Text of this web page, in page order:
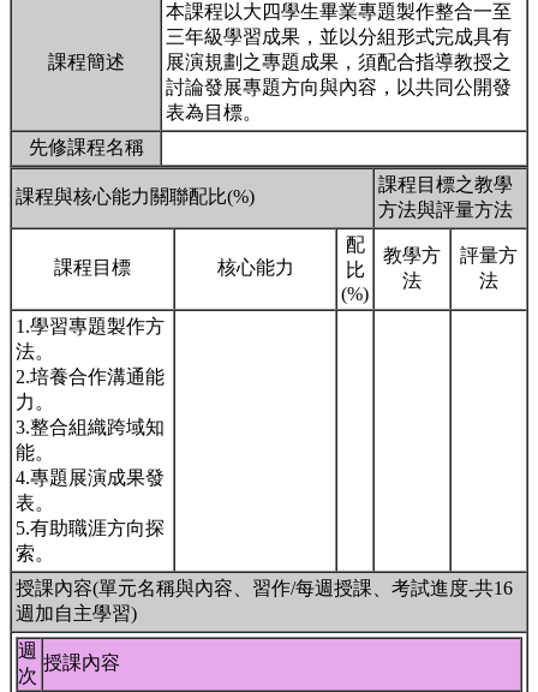
課程簡述
本課程以大四學生畢業專題製作整合一至
三年級學習成果，並以分組形式完成具有
展演規劃之專題成果，須配合指導教授之
討論發展專題方向與內容，以共同公開發
表為目標。
先修課程名稱
課程與核心能力關聯配比(%)
課程目標之教學
方法與評量方法
課程目標 核心能力
配
比
(%)
教學方
法
評量方
法
1.學習專題製作方
法。
2.培養合作溝通能
力。
3.整合組織跨域知
能。
4.專題展演成果發
表。
5.有助職涯方向探
索。
授課內容(單元名稱與內容、習作/每週授課、考試進度-共16
週加自主學習)
週
次
授課內容